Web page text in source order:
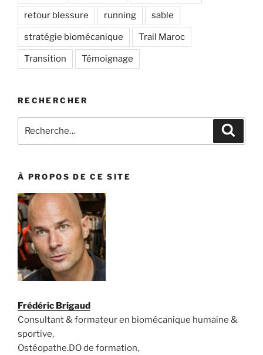
retour blessure running sable
stratégie biomécanique Trail Maroc
Transition Témoignage
RECHERCHER
pour
À PROPOS DE CE SITE
Frédéric Brigaud
Consultant & formateur en biomécanique humaine &
sportive,
Ostéopathe.DO de formation,